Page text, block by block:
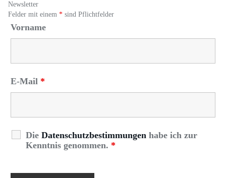
Newsletter
Felder mit einem * sind Pflichtfelder
Vorname
E-Mail *
Die Datenschutzbestimmungen habe ich zur
Kenntnis genommen. *